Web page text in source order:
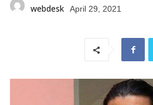
webdesk April 29, 2021